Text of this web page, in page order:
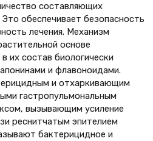
составляющих
обеспечивает безопасность
лечения. Механизм
основе
их состав биологически
и флавоноидами.
и отхаркивающим
гастропульмональным
вызывающим усиление
реснитчатым эпителием
бактерицидное и